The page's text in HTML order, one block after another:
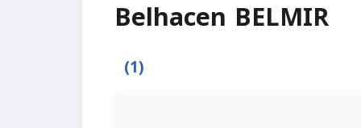
Belhacen BELMIR
(1)